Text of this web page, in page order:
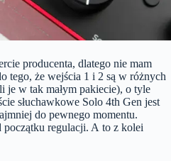
producenta, dlatego nie mam
tego, że wejścia 1 i 2 są w różnych
je w tak małym pakiecie), o tyle
słuchawkowe Solo 4th Gen jest
do pewnego momentu.
początku regulacji. A to z kolei